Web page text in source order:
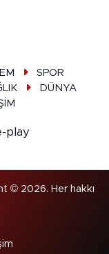
SPOR
DÜNYA
© 2026. Her hakkı